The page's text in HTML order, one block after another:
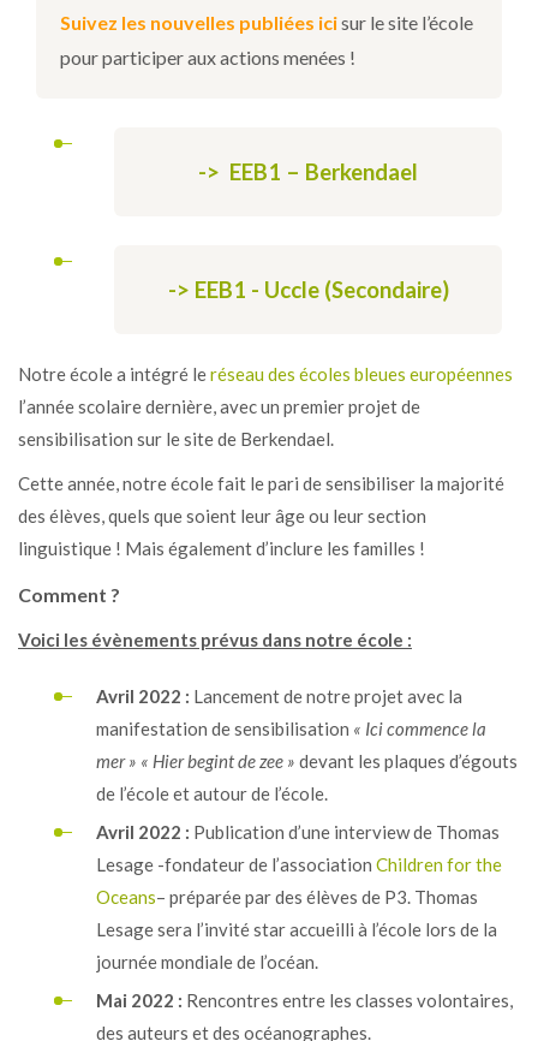
Suivez les nouvelles publiées icisur le site l’école
pour participer aux actions menées !
-> EEB1 – Berkendael
-> EEB1 - Uccle (Secondaire)
Notre école a intégré leréseau des écoles bleues européennes
l’année scolaire dernière, avec un premier projet de
sensibilisation sur le site de Berkendael.
Cette année, notre école fait le pari de sensibiliser la majorité
des élèves, quels que soient leur âge ou leur section
linguistique ! Mais également d’inclure les familles !
Comment ?
Voici les évènements prévus dans notre école :
Avril 2022 : Lancement de notre projet avec la
manifestation de sensibilisation « Ici commence la
mer » « Hier begint de zee » devant les plaques d’égouts
de l’école et autour de l’école.
Avril 2022 : Publication d’une interview de Thomas
Lesage -fondateur de l’association Children for the
Oceans– préparée par des élèves de P3. Thomas
Lesage sera l’invité star accueilli à l’école lors de la
journée mondiale de l’océan.
Mai 2022 : Rencontres entre les classes volontaires,
des auteurs et des océanographes.